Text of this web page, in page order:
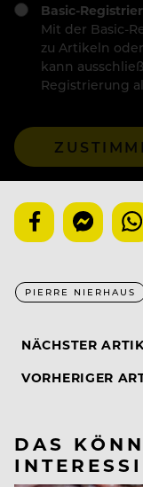
Basic-
Mit der Basic-
zu Artikeln
kann
Registrierung
PIERRE NIERHAUS
NÄCHSTER
VORHERIGER
DAS